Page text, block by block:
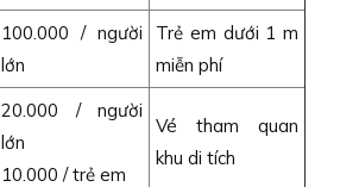
100.000 / người
lớn
Trẻ em dưới 1 m
miễn phí
20.000 / người
lớn
10.000 / trẻ em
Vé tham quan
khu di tích